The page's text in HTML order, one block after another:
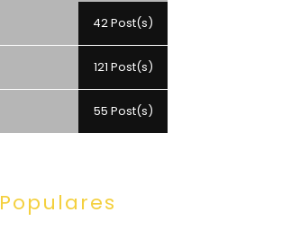
42 Post(s)
121 Post(s)
55 Post(s)
Populares